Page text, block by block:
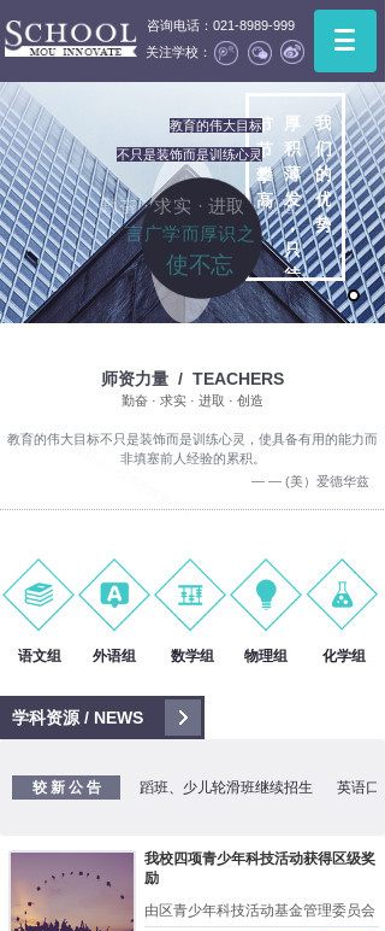
咨询电话：021-8989-999
关注学校：
教育的伟大目标
不只是装饰而是训练心灵
我
们
的
优
势
厚
积
薄
发
，
只
待
节
节
攀
高
勤奋 · 求实 · 进取 · 创造
言广学而厚识之，
使不忘
师资力量 / TEACHERS
勤奋 · 求实 · 进取 · 创造
教育的伟大目标不只是装饰而是训练心灵，使具备有用的能力而
非填塞前人经验的累积。
— — (美）爱德华兹
化学组
物理组
外语组
语文组 数学组
学科资源 / NEWS
较 新 公 告少儿舞蹈班、少儿轮滑班继续招生 英语口
我校四项青少年科技活动获得区级奖
励
由区青少年科技活动基金管理委员会